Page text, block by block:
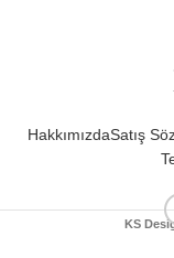
HakkımızdaSatış
KS